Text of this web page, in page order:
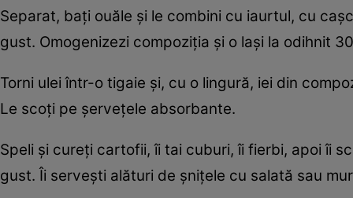
Separat, bați ouăle și le combini cu iaurtul, cu
gust. Omogenizezi compoziția și o lași la odihnit
Torni ulei într-o tigaie și, cu o lingură, iei din
Le scoți pe șervețele absorbante.
Speli și cureți cartofii, îi tai cuburi, îi fierbi, apoi îi
gust. Îi servești alături de șnițele cu salată sau